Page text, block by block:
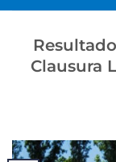
Clausura